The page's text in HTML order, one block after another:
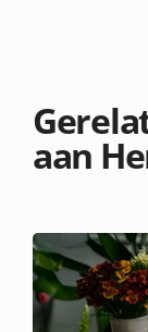
aan